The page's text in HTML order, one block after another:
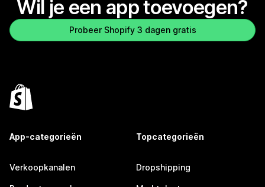
Wil je een app toevoegen?
Probeer Shopify 3 dagen gratis
App-categorieën
Verkoopkanalen
Topcategorieën
Dropshipping